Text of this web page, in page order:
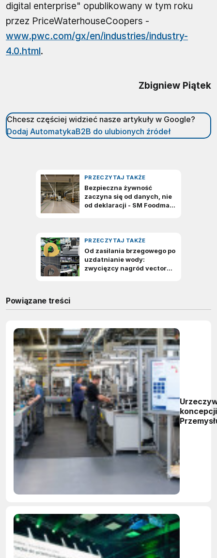
digital enterprise" opublikowany w tym roku
przez PriceWaterhouseCoopers -
www.pwc.com/gx/en/industries/industry-
4.0.html.
Zbigniew Piątek
Chcesz częściej widzieć nasze artykuły w Google?
Dodaj AutomatykaB2B do ulubionych źródeł
Powiązane treści
koncepcji